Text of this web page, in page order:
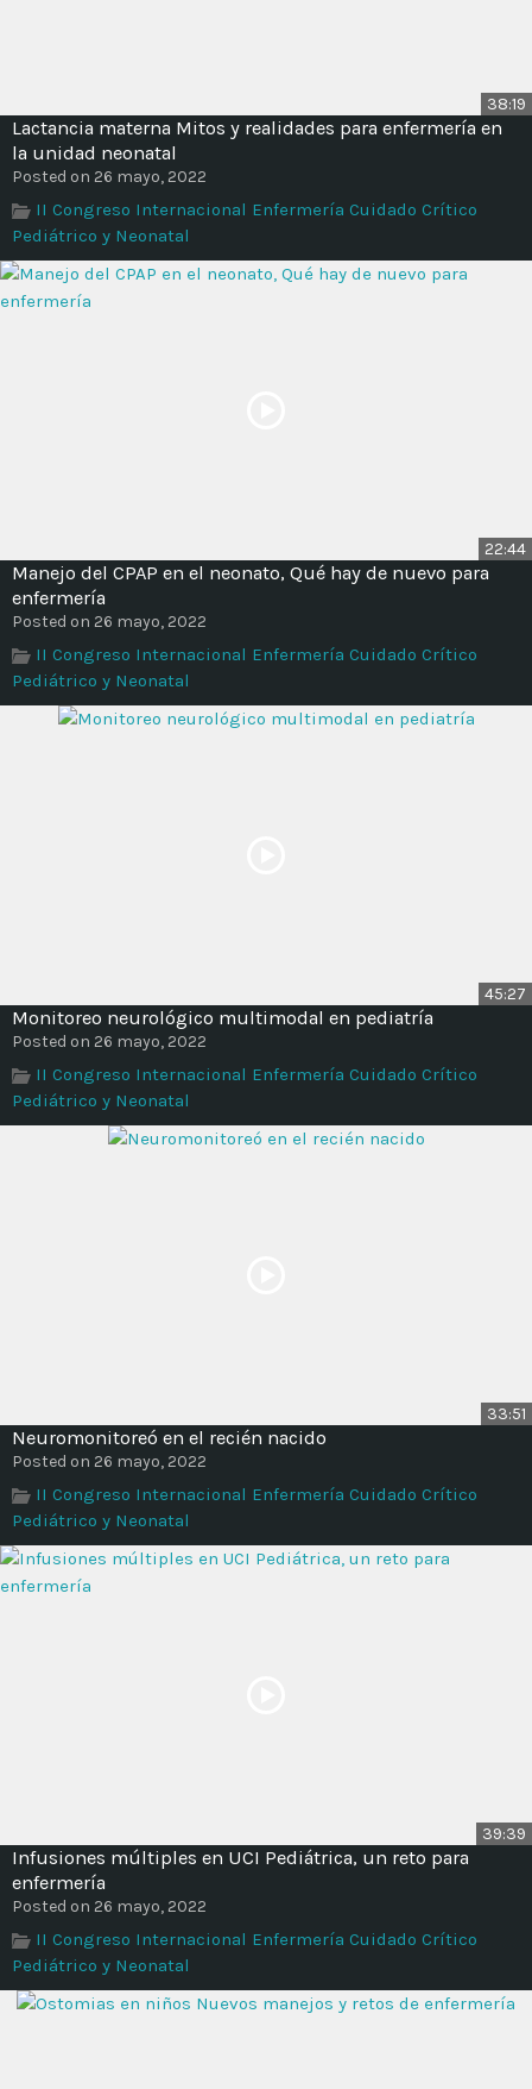
38:19
Lactancia materna Mitos y realidades para enfermería en
la unidad neonatal
Posted on 26 mayo, 2022
II Congreso Internacional Enfermería Cuidado Crítico
Pediátrico y Neonatal
22:44
Manejo del CPAP en el neonato, Qué hay de nuevo para
enfermería
Posted on 26 mayo, 2022
II Congreso Internacional Enfermería Cuidado Crítico
Pediátrico y Neonatal
45:27
Monitoreo neurológico multimodal en pediatría
Posted on 26 mayo, 2022
II Congreso Internacional Enfermería Cuidado Crítico
Pediátrico y Neonatal
33:51
Neuromonitoreó en el recién nacido
Posted on 26 mayo, 2022
II Congreso Internacional Enfermería Cuidado Crítico
Pediátrico y Neonatal
39:39
Infusiones múltiples en UCI Pediátrica, un reto para
enfermería
Posted on 26 mayo, 2022
II Congreso Internacional Enfermería Cuidado Crítico
Pediátrico y Neonatal